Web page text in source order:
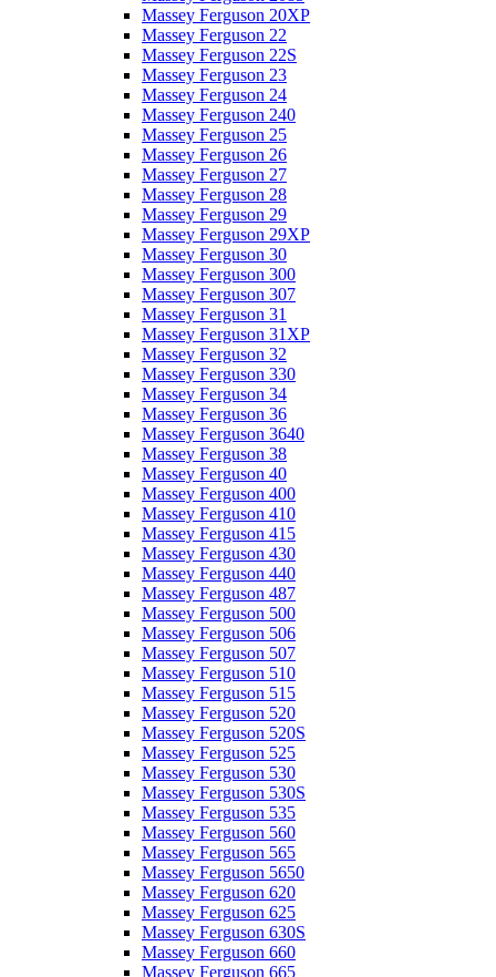
Massey Ferguson 20XP
Massey Ferguson 22
Massey Ferguson 22S
Massey Ferguson 23
Massey Ferguson 24
Massey Ferguson 240
Massey Ferguson 25
Massey Ferguson 26
Massey Ferguson 27
Massey Ferguson 28
Massey Ferguson 29
Massey Ferguson 29XP
Massey Ferguson 30
Massey Ferguson 300
Massey Ferguson 307
Massey Ferguson 31
Massey Ferguson 31XP
Massey Ferguson 32
Massey Ferguson 330
Massey Ferguson 34
Massey Ferguson 36
Massey Ferguson 3640
Massey Ferguson 38
Massey Ferguson 40
Massey Ferguson 400
Massey Ferguson 410
Massey Ferguson 415
Massey Ferguson 430
Massey Ferguson 440
Massey Ferguson 487
Massey Ferguson 500
Massey Ferguson 506
Massey Ferguson 507
Massey Ferguson 510
Massey Ferguson 515
Massey Ferguson 520
Massey Ferguson 520S
Massey Ferguson 525
Massey Ferguson 530
Massey Ferguson 530S
Massey Ferguson 535
Massey Ferguson 560
Massey Ferguson 565
Massey Ferguson 5650
Massey Ferguson 620
Massey Ferguson 625
Massey Ferguson 630S
Massey Ferguson 660
Massey Ferguson 665